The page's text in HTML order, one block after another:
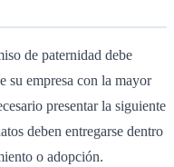
de paternidad debe
su empresa con la mayor
presentar la siguiente
deben entregarse dentro
o adopción.